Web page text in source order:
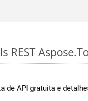
de API gratuita e